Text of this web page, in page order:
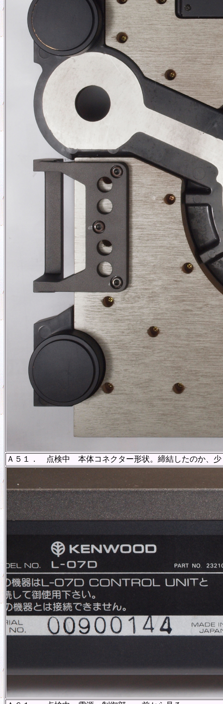
Ａ５１． 点検中 本体コネクター形状。締結したのか、少